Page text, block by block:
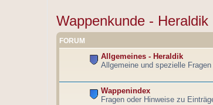
Wappenkunde - Heraldik
FORUM
Allgemeines - Heraldik
Allgemeine und spezielle
Wappenindex
Fragen oder Hinweise zu